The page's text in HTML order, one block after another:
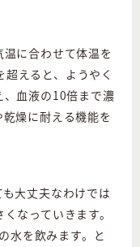
に合わせて体温を
えると、ようやく
、血液の10倍まで濃
燥に耐える機能を
大丈夫なわけでは
なっていきます。
水を飲みます。と